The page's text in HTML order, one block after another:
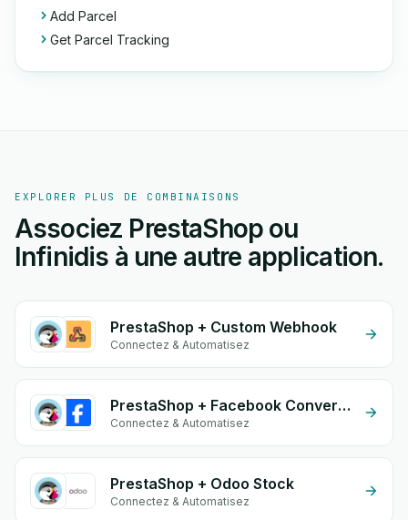
Add Parcel
Get Parcel Tracking
EXPLORER PLUS DE COMBINAISONS
Associez PrestaShop ou
Infinidis à une autre application.
PrestaShop + Custom Webhook
Connectez & Automatisez
PrestaShop + Facebook Conversion API (CAPI)
Connectez & Automatisez
PrestaShop + Odoo Stock
Connectez & Automatisez